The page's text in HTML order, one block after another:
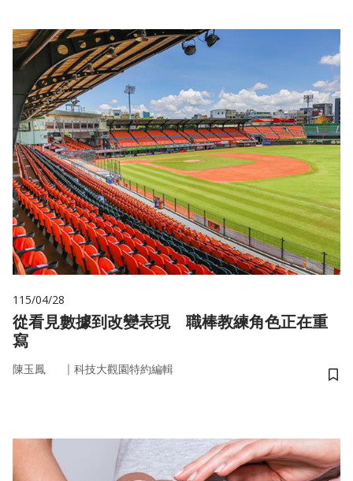
115/04/28
從看見數據到改變表現 職棒教練角色正在重
寫
陳玉鳳 ｜ 科技大觀園特約編輯
儲